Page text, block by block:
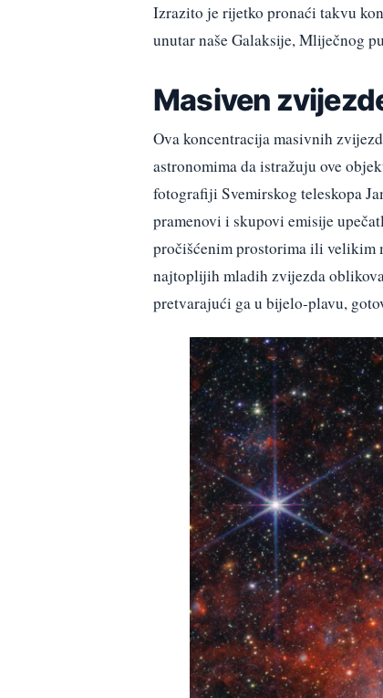
Izrazito je rijetko pronaći takvu
unutar naše Galaksije, Mliječnog
Masiven
Ova koncentracija masivnih
astronomima da istražuju ove
fotografiji Svemirskog teleskopa
pramenovi i skupovi emisije
pročišćenim prostorima ili velikim
najtoplijih mladih zvijezda
pretvarajući ga u bijelo-plavu,